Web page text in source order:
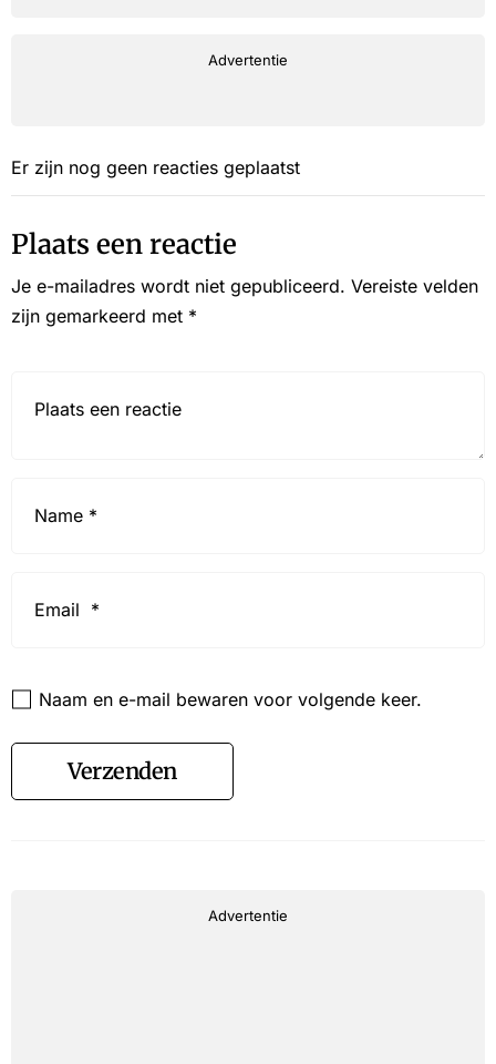
Advertentie
Er zijn nog geen reacties geplaatst
Plaats een reactie
Je e-mailadres wordt niet gepubliceerd. Vereiste velden
zijn gemarkeerd met *
Naam en e-mail bewaren voor volgende keer.
Verzenden
Advertentie